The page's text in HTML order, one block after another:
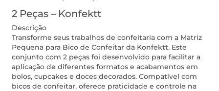
2 Peças – Konfektt
Descrição
Transforme seus trabalhos de confeitaria com a Matriz
Pequena para Bico de Confeitar da Konfektt. Este
conjunto com 2 peças foi desenvolvido para facilitar a
aplicação de diferentes formatos e acabamentos em
bolos, cupcakes e doces decorados. Compatível com
bicos de confeitar, oferece praticidade e controle na